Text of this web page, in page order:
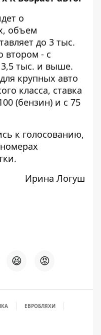
о
объем
до 3 тыс.
втором - с
тыс. и выше.
крупных авто
класса, ставка
(бензин) и с 75
к голосованию,
Ирина Логуш
😆 😡
ЕВРОБЛЯХИ